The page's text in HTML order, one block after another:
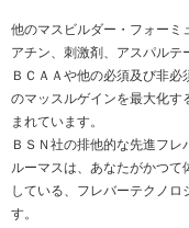
他のマスビルダー・フォーミ
アチン、刺激剤、アスパルテ
ＢＣＡＡや他の必須及び非
のマッスルゲインを最大化す
まれています。
ＢＳＮ社の排他的な先進フ
ルーマスは、あなたがかつ
している、フレバーテクノ
す。